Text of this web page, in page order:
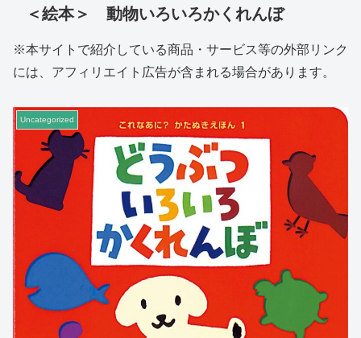
＜絵本＞ 動物いろいろかくれんぼ
※本サイトで紹介している商品・サービス等の外部リンク
には、アフィリエイト広告が含まれる場合があります。
Uncategorized